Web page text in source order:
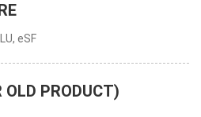
eSF
OLD PRODUCT)